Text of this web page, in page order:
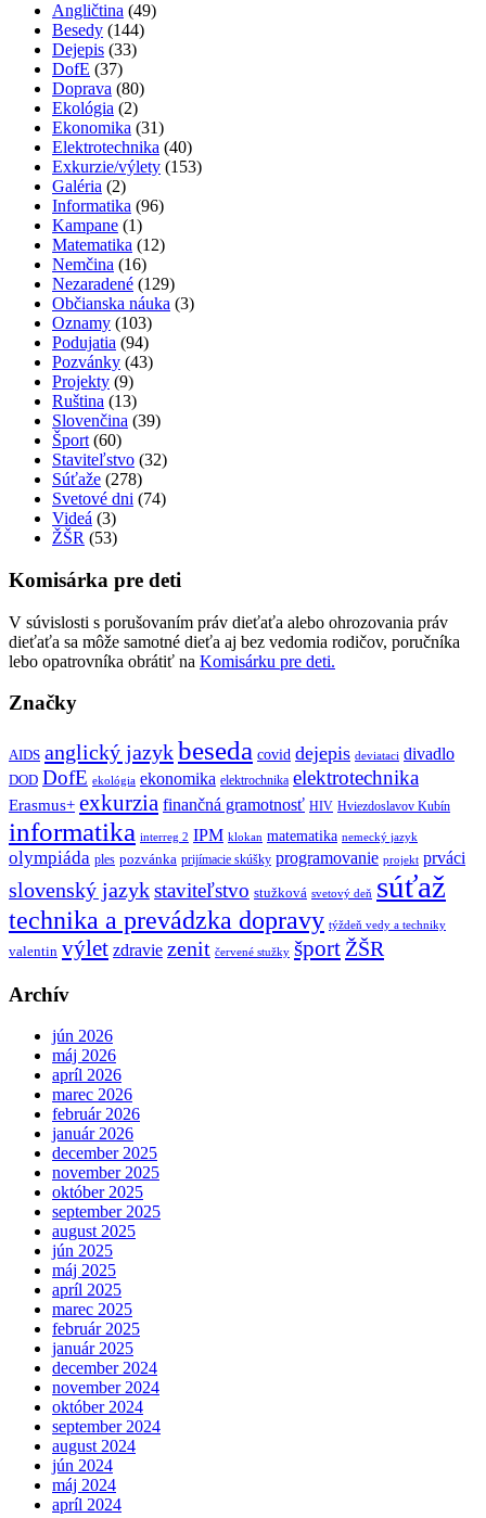
Angličtina (49)
Besedy (144)
Dejepis (33)
DofE (37)
Doprava (80)
Ekológia (2)
Ekonomika (31)
Elektrotechnika (40)
Exkurzie/výlety (153)
Galéria (2)
Informatika (96)
Kampane (1)
Matematika (12)
Nemčina (16)
Nezaradené (129)
Občianska náuka (3)
Oznamy (103)
Podujatia (94)
Pozvánky (43)
Projekty (9)
Ruština (13)
Slovenčina (39)
Šport (60)
Staviteľstvo (32)
Súťaže (278)
Svetové dni (74)
Videá (3)
ŽŠR (53)
Komisárka pre deti
V súvislosti s porušovaním práv dieťaťa alebo ohrozovania práv
dieťaťa sa môže samotné dieťa aj bez vedomia rodičov, poručníka
lebo opatrovníka obrátiť na Komisárku pre deti.
Značky
AIDS anglický jazykbeseda covid dejepis deviataci divadlo
DOD DofE ekológia ekonomika elektrochnika elektrotechnika
Erasmus+ exkurzia finančná gramotnosť HIV Hviezdoslavov Kubín
informatika interreg 2 IPM klokan matematika nemecký jazyk
olympiáda ples pozvánka prijímacie skúšky programovanie projekt prváci
slovenský jazykstaviteľstvo stužková svetový deň súťaž
technika a prevádzka dopravy týždeň vedy a techniky
valentin výlet zdravie zenit červené stužky šport ŽŠR
Archív
jún 2026
máj 2026
apríl 2026
marec 2026
február 2026
január 2026
december 2025
november 2025
október 2025
september 2025
august 2025
jún 2025
máj 2025
apríl 2025
marec 2025
február 2025
január 2025
december 2024
november 2024
október 2024
september 2024
august 2024
jún 2024
máj 2024
apríl 2024